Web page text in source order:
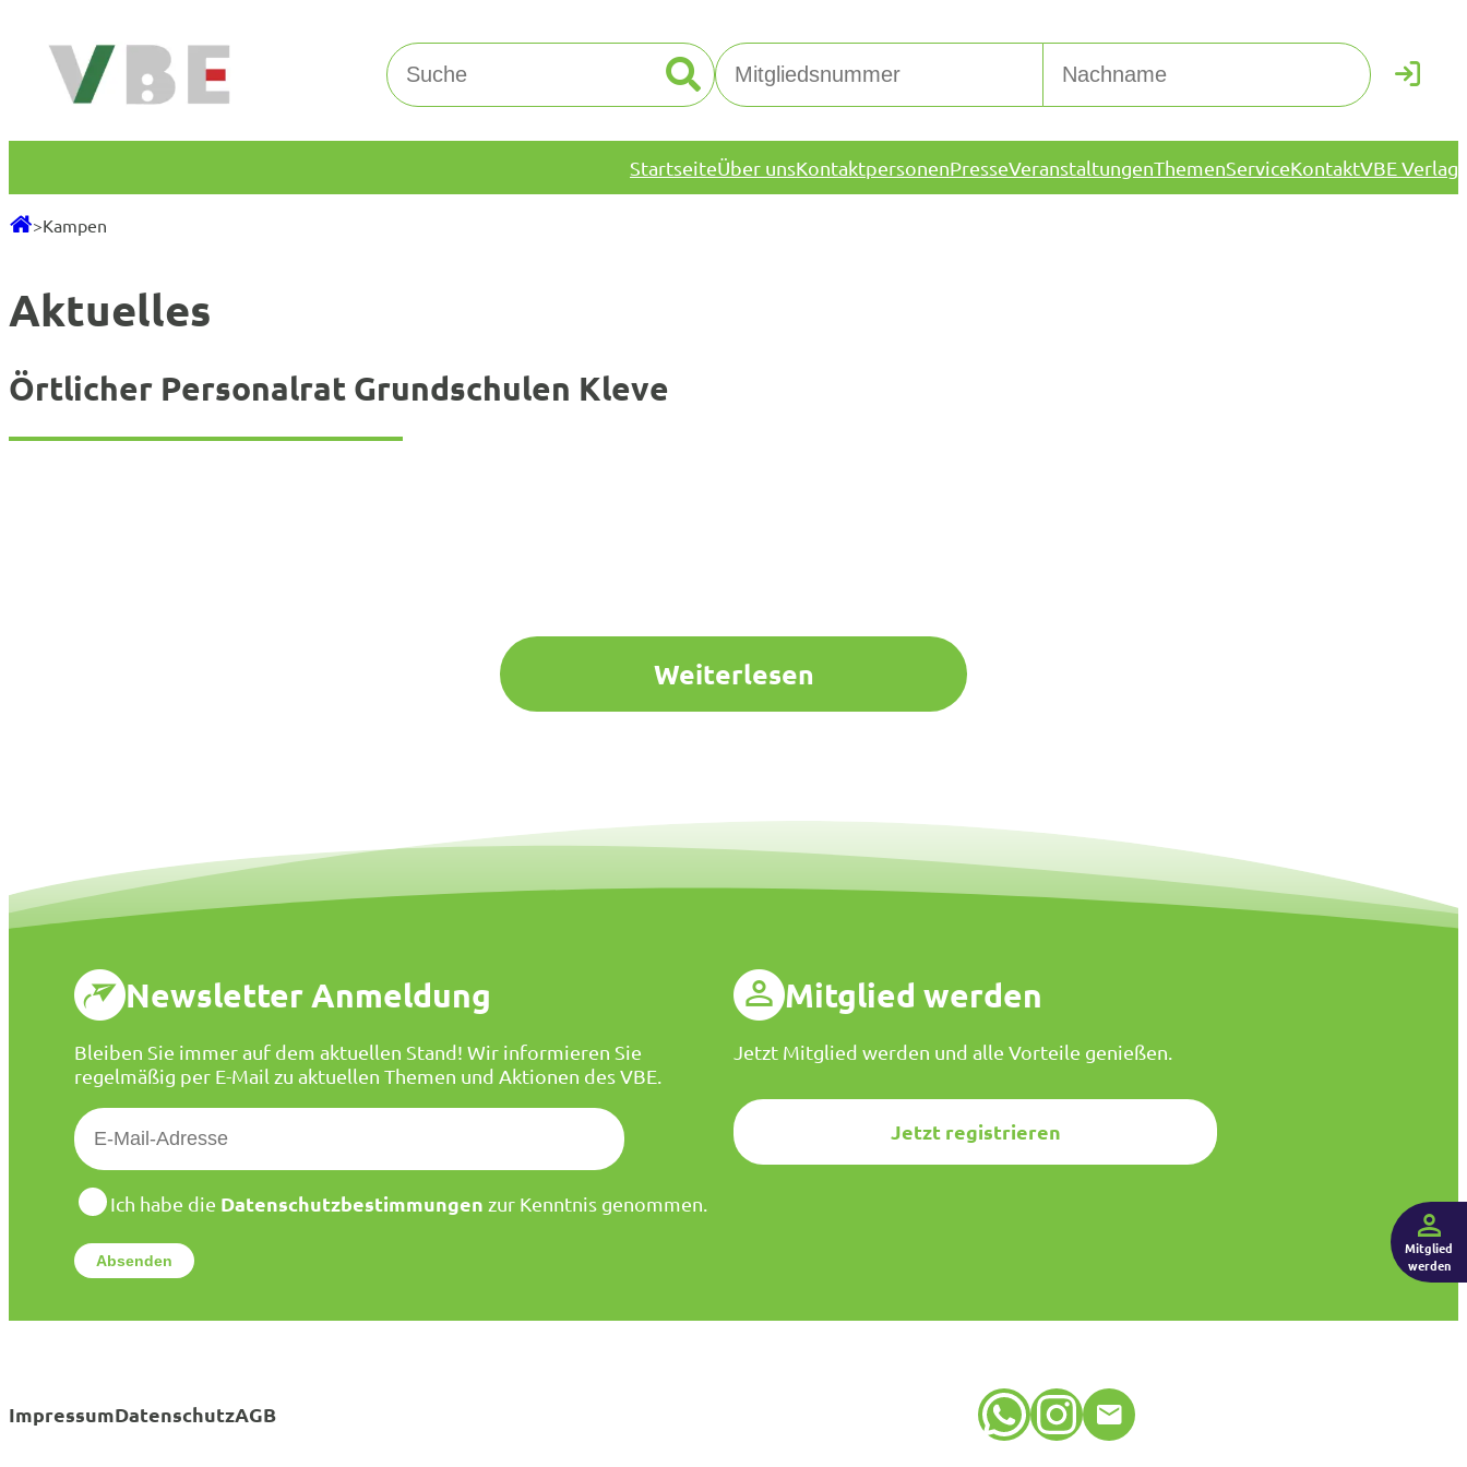
Inhalt
springen
Suchen
StartseiteÜber unsKontaktpersonenPresseVeranstaltungenThemenServiceKontaktVBE Verlag
>Kampen
Aktuelles
Örtlicher Personalrat Grundschulen Kleve
Weiterlesen
Newsletter Anmeldung
Bleiben Sie immer auf dem aktuellen Stand! Wir informieren Sie
regelmäßig per E-Mail zu aktuellen Themen und Aktionen des VBE.
E
-
M
a
l
*
D
t
e
z
Ich habe die Datenschutzbestimmungen zur Kenntnis genommen.
Mitglied werden
Jetzt Mitglied werden und alle Vorteile genießen.
Jetzt registrieren
ImpressumDatenschutzAGB WhatsApp Instagram E-Mail
Mitglied
werden